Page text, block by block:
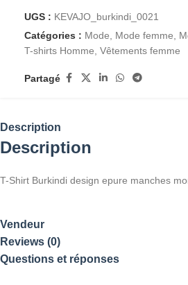
UGS : KEVAJO_burkindi_0021
Catégories : Mode, Mode femme,
T-shirts Homme, Vêtements femme
Partagé
Description
Description
T-Shirt Burkindi design epure manches
Vendeur
Reviews (0)
Questions et réponses